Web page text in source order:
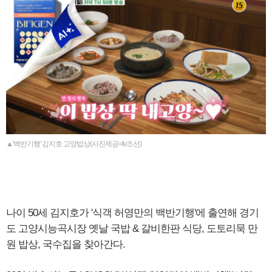
▲'백반기행' 김지호 고양밥상(사진제공=tv조선)
나이 50세 김지호가 '식객 허영만의 백반기행'에 출연해 경기
도 고양시능곡시장 옛날 국밥 & 갈비한판 식당, 도토리묵 만
원 밥상, 국수집을 찾아간다.